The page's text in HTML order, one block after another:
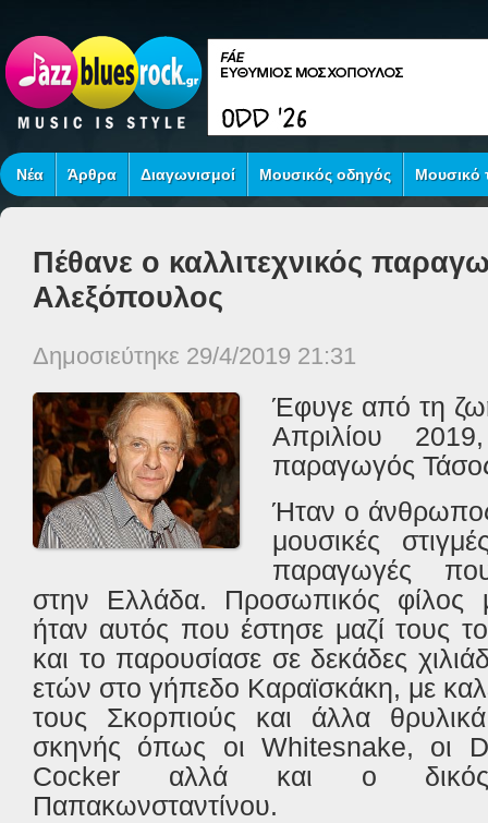
Νέα Άρθρα Διαγωνισμοί Μουσικός οδηγός Μουσικό
Πέθανε ο καλλιτεχνικός
Αλεξόπουλος
Δημοσιεύτηκε 29/4/2019 21:31
Έφυγε από τη
Απριλίου
παραγωγός
Ήταν ο
μουσικές
παραγωγές
στην Ελλάδα. Προσωπικός
ήταν αυτός που έστησε μαζί τους
και το παρουσίασε σε δεκάδες
ετών στο γήπεδο Καραϊσκάκη, με
τους Σκορπιούς και άλλα
σκηνής όπως οιWhitesnake, οι
Cocker
αλλά και ο
Παπακωνσταντίνου.